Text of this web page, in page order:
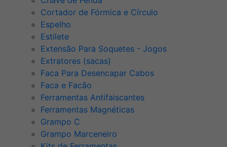
Cortador de Fórmica e Círculo
Espelho
Estilete
Extensão Para Soquetes - Jogos
Extratores (sacas)
Faca Para Desencapar Cabos
Faca e Facão
Ferramentas Antifaiscantes
Ferramentas Magnéticas
Grampo C
Grampo Marceneiro